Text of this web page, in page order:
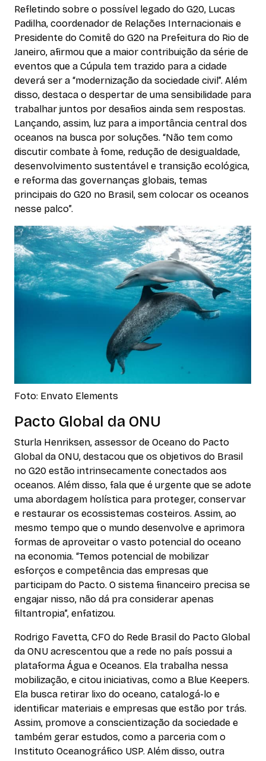
Refletindo sobre o possível legado do G20, Lucas
Padilha, coordenador de Relações Internacionais e
Presidente do Comitê do G20 na Prefeitura do Rio de
Janeiro, afirmou que a maior contribuição da série de
eventos que a Cúpula tem trazido para a cidade
deverá ser a “modernização da sociedade civil”. Além
disso, destaca o despertar de uma sensibilidade para
trabalhar juntos por desafios ainda sem respostas.
Lançando, assim, luz para a importância central dos
oceanos na busca por soluções. “Não tem como
discutir combate à fome, redução de desigualdade,
desenvolvimento sustentável e transição ecológica,
e reforma das governanças globais, temas
principais do G20 no Brasil, sem colocar os oceanos
nesse palco”.
Foto: Envato Elements
Pacto Global da ONU
Sturla Henriksen, assessor de Oceano do Pacto
Global da ONU, destacou que os objetivos do Brasil
no G20 estão intrinsecamente conectados aos
oceanos. Além disso, fala que é urgente que se adote
uma abordagem holística para proteger, conservar
e restaurar os ecossistemas costeiros. Assim, ao
mesmo tempo que o mundo desenvolve e aprimora
formas de aproveitar o vasto potencial do oceano
na economia. “Temos potencial de mobilizar
esforços e competência das empresas que
participam do Pacto. O sistema financeiro precisa se
engajar nisso, não dá pra considerar apenas
filtantropia”, enfatizou.
Rodrigo Favetta, CFO do Rede Brasil do Pacto Global
da ONU acrescentou que a rede no país possui a
plataforma Água e Oceanos. Ela trabalha nessa
mobilização, e citou iniciativas, como a Blue Keepers.
Ela busca retirar lixo do oceano, catalogá-lo e
identificar materiais e empresas que estão por trás.
Assim, promove a conscientização da sociedade e
também gerar estudos, como a parceria com o
Instituto Oceanográfico USP. Além disso, outra